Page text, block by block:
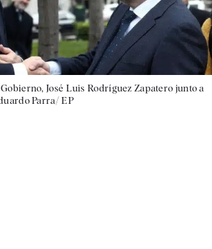
José Luis Rodríguez Zapatero junto a
Parra/ EP